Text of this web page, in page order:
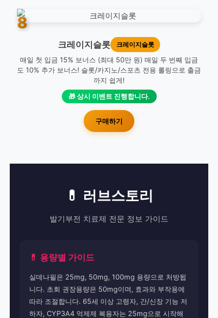
8
크레이지슬롯 크레이지슬롯
매일 첫 입금 15% 보너스 (최대 50만 원) 매일 두 번째 입금
도 10% 추가 보너스! 슬롯/카지노/스포츠 전용 롤링으로 출금
까지 쉽게!
🎁 상시 이벤트 진행합니다.
구매하기
💊 러브스토리
발기부전 치료제 전문 정보 가이드
💊 용량별 가이드
실데나필은 25mg, 50mg, 100mg 용량으로 처방됩
니다. 초회 권장용량은 50mg이며, 효과와 부작용에
따라 조절합니다. 65세 이상 고령자, 간/신장 기능 저
하자, CYP3A4 억제제 복용자는 25mg으로 시작해